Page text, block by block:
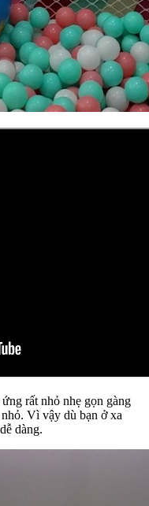
rất nhỏ nhẹ gọn gàng
Vì vậy dù bạn ở xa
dàng.